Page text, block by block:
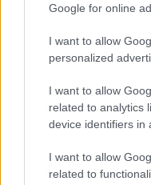
Google for online
I want to allow
personalized
I want to allow
related to analytics
device identifiers in
I want to allow
related to
Talán, ha más fejlesztések is
Nem, nekem a mostani
Inkább felhőben tárolok